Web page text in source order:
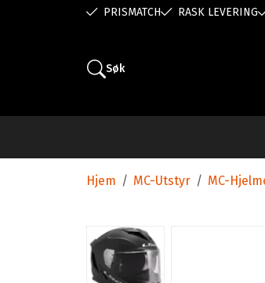
PRISMATCH RASK LEVERING
Søk
/
Hjem /
MC-Utstyr MC-